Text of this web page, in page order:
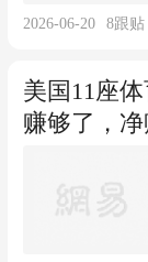
2026-06-20 8跟贴
美国11座
赚够了，净